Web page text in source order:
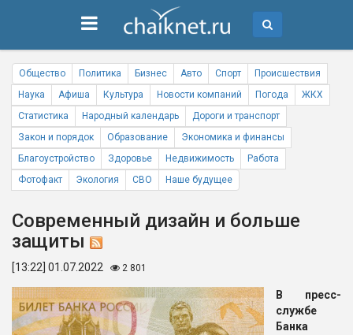
Общество Политика Бизнес Авто Спорт
Происшествия
Наука
Афиша Культура Новости компаний Погода
ЖКХ
Статистика
Народный календарь
Дороги и транспорт
Закон и порядок
Образование
Экономика и финансы
Благоустройство
Здоровье Недвижимость
Работа
Фотофакт
Экология СВО Наше будущее
Современный дизайн и больше
защиты
[13:22] 01.07.2022 2 801
В пресс-
службе
Банка